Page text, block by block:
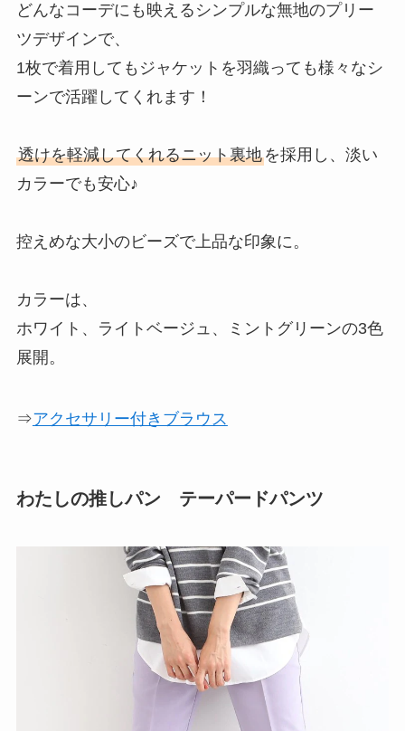
どんなコーデにも映えるシンプルな無地のプリー
ツデザインで、
1枚で着用してもジャケットを羽織っても様々なシ
ーンで活躍してくれます！
透けを軽減してくれるニット裏地を採用し、淡い
カラーでも安心♪
控えめな大小のビーズで上品な印象に。
カラーは、
ホワイト、ライトベージュ、ミントグリーンの3色
展開。
⇒アクセサリー付きブラウス
わたしの推しパン テーパードパンツ